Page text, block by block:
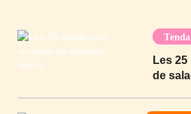
Les
de